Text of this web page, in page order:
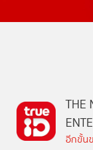
THE
อีกขั้น